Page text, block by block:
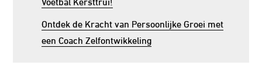
Ontdek de Kracht van Persoonlijke Groei met
een Coach Zelfontwikkeling